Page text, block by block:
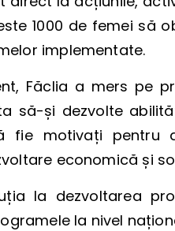
1000 de femei să
implementate.
Făclia a mers pe
să-și dezvolte
fie motivați pentru
economică și
la dezvoltarea
la nivel